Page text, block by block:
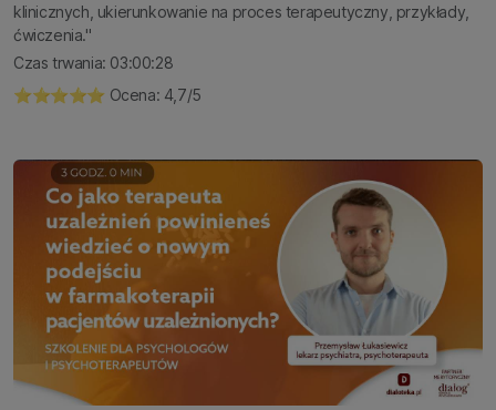
klinicznych, ukierunkowanie na proces terapeutyczny, przykłady,
ćwiczenia."
Czas trwania: 03:00:28
⭐️⭐️⭐️⭐️⭐️ Ocena: 4,7/5